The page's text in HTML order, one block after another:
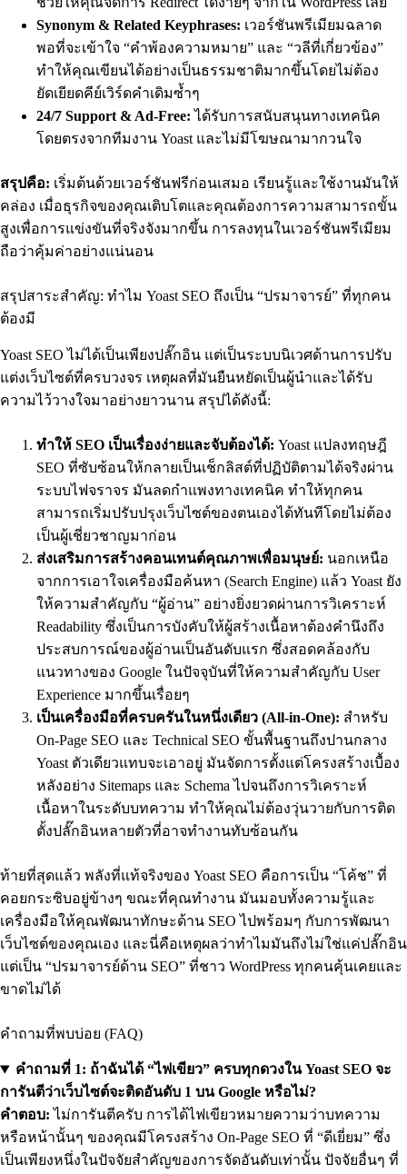
Synonym & Related Keyphrases: เวอร์ชันพรีเมียมฉลาด
พอที่จะเข้าใจ “คำพ้องความหมาย” และ “วลีที่เกี่ยวข้อง”
ทำให้คุณเขียนได้อย่างเป็นธรรมชาติมากขึ้นโดยไม่ต้อง
ยัดเยียดคีย์เวิร์ดคำเดิมซ้ำๆ
24/7 Support & Ad-Free: ได้รับการสนับสนุนทางเทคนิค
โดยตรงจากทีมงาน Yoast และไม่มีโฆษณามากวนใจ
สรุปคือ: เริ่มต้นด้วยเวอร์ชันฟรีก่อนเสมอ เรียนรู้และใช้งานมันให้
คล่อง เมื่อธุรกิจของคุณเติบโตและคุณต้องการความสามารถขั้น
สูงเพื่อการแข่งขันที่จริงจังมากขึ้น การลงทุนในเวอร์ชันพรีเมียม
ถือว่าคุ้มค่าอย่างแน่นอน
สรุปสาระสำคัญ: ทำไม Yoast SEO ถึงเป็น “ปรมาจารย์” ที่ทุกคน
ต้องมี
Yoast SEO ไม่ได้เป็นเพียงปลั๊กอิน แต่เป็นระบบนิเวศด้านการปรับ
แต่งเว็บไซต์ที่ครบวงจร เหตุผลที่มันยืนหยัดเป็นผู้นำและได้รับ
ความไว้วางใจมาอย่างยาวนาน สรุปได้ดังนี้:
ทำให้ SEO เป็นเรื่องง่ายและจับต้องได้: Yoast แปลงทฤษฎี
SEO ที่ซับซ้อนให้กลายเป็นเช็กลิสต์ที่ปฏิบัติตามได้จริงผ่าน
ระบบไฟจราจร มันลดกำแพงทางเทคนิค ทำให้ทุกคน
สามารถเริ่มปรับปรุงเว็บไซต์ของตนเองได้ทันทีโดยไม่ต้อง
เป็นผู้เชี่ยวชาญมาก่อน
ส่งเสริมการสร้างคอนเทนต์คุณภาพเพื่อมนุษย์: นอกเหนือ
จากการเอาใจเครื่องมือค้นหา (Search Engine) แล้ว Yoast ยัง
ให้ความสำคัญกับ “ผู้อ่าน” อย่างยิ่งยวดผ่านการวิเคราะห์
Readability ซึ่งเป็นการบังคับให้ผู้สร้างเนื้อหาต้องคำนึงถึง
ประสบการณ์ของผู้อ่านเป็นอันดับแรก ซึ่งสอดคล้องกับ
แนวทางของ Google ในปัจจุบันที่ให้ความสำคัญกับ User
Experience มากขึ้นเรื่อยๆ
เป็นเครื่องมือที่ครบครันในหนึ่งเดียว (All-in-One): สำหรับ
On-Page SEO และ Technical SEO ขั้นพื้นฐานถึงปานกลาง
Yoast ตัวเดียวแทบจะเอาอยู่ มันจัดการตั้งแต่โครงสร้างเบื้อง
หลังอย่าง Sitemaps และ Schema ไปจนถึงการวิเคราะห์
เนื้อหาในระดับบทความ ทำให้คุณไม่ต้องวุ่นวายกับการติด
ตั้งปลั๊กอินหลายตัวที่อาจทำงานทับซ้อนกัน
ท้ายที่สุดแล้ว พลังที่แท้จริงของ Yoast SEO คือการเป็น “โค้ช” ที่
คอยกระซิบอยู่ข้างๆ ขณะที่คุณทำงาน มันมอบทั้งความรู้และ
เครื่องมือให้คุณพัฒนาทักษะด้าน SEO ไปพร้อมๆ กับการพัฒนา
เว็บไซต์ของคุณเอง และนี่คือเหตุผลว่าทำไมมันถึงไม่ใช่แค่ปลั๊กอิน
แต่เป็น “ปรมาจารย์ด้าน SEO” ที่ชาว WordPress ทุกคนคุ้นเคยและ
ขาดไม่ได้
คำถามที่พบบ่อย (FAQ)
คำถามที่ 1: ถ้าฉันได้ “ไฟเขียว” ครบทุกดวงใน Yoast SEO จะ
การันตีว่าเว็บไซต์จะติดอันดับ 1 บน Google หรือไม่?
คำตอบ: ไม่การันตีครับ การได้ไฟเขียวหมายความว่าบทความ
หรือหน้านั้นๆ ของคุณมีโครงสร้าง On-Page SEO ที่ “ดีเยี่ยม” ซึ่ง
เป็นเพียงหนึ่งในปัจจัยสำคัญของการจัดอันดับเท่านั้น ปัจจัยอื่นๆ ที่